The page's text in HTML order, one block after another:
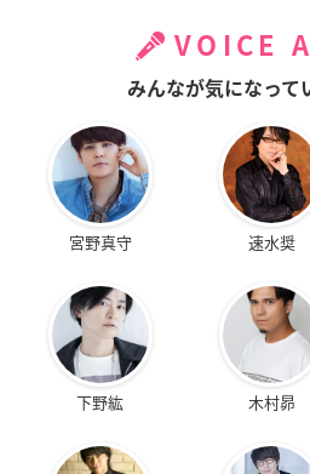
VOICE
みんなが気になって
宮野真守 速水奨
下野紘 木村昴